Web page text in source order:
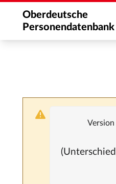
Oberdeutsche
Personendatenbank